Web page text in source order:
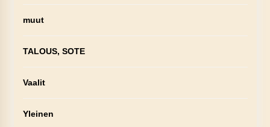
muut
TALOUS, SOTE
Vaalit
Yleinen